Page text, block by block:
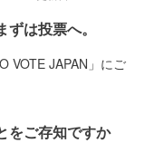
は投票へ。
VOTE JAPAN」にご
をご存知ですか